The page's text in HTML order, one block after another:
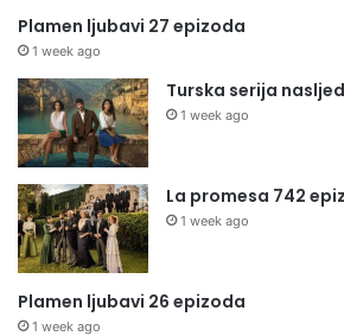
Plamen ljubavi 27 epizoda
1 week ago
Turska serija
1 week ago
La promesa 742
1 week ago
Plamen ljubavi 26 epizoda
1 week ago